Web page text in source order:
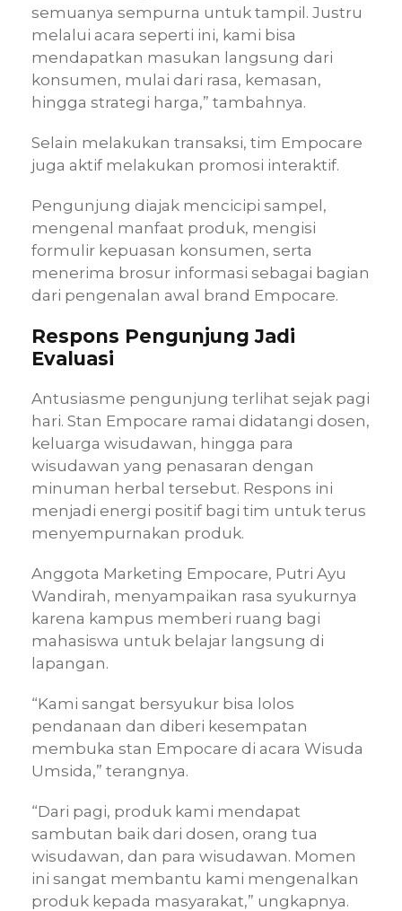
semuanya sempurna untuk tampil. Justru
melalui acara seperti ini, kami bisa
mendapatkan masukan langsung dari
konsumen, mulai dari rasa, kemasan,
hingga strategi harga,” tambahnya.
Selain melakukan transaksi, tim Empocare
juga aktif melakukan promosi interaktif.
Pengunjung diajak mencicipi sampel,
mengenal manfaat produk, mengisi
formulir kepuasan konsumen, serta
menerima brosur informasi sebagai bagian
dari pengenalan awal brand Empocare.
Respons Pengunjung Jadi
Evaluasi
Antusiasme pengunjung terlihat sejak pagi
hari. Stan Empocare ramai didatangi dosen,
keluarga wisudawan, hingga para
wisudawan yang penasaran dengan
minuman herbal tersebut. Respons ini
menjadi energi positif bagi tim untuk terus
menyempurnakan produk.
Anggota Marketing Empocare, Putri Ayu
Wandirah, menyampaikan rasa syukurnya
karena kampus memberi ruang bagi
mahasiswa untuk belajar langsung di
lapangan.
“Kami sangat bersyukur bisa lolos
pendanaan dan diberi kesempatan
membuka stan Empocare di acara Wisuda
Umsida,” terangnya.
“Dari pagi, produk kami mendapat
sambutan baik dari dosen, orang tua
wisudawan, dan para wisudawan. Momen
ini sangat membantu kami mengenalkan
produk kepada masyarakat,” ungkapnya.